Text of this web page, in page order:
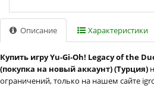
Описание Характеристики
Купить игру Yu-Gi-Oh! Legacy of the
(покупка на новый аккаунт) (Турция)
ограничений, только на нашем сайте